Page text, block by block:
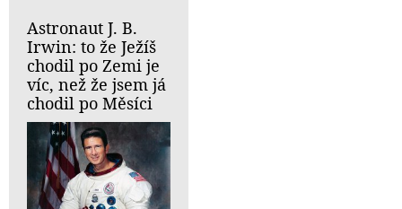
Astronaut J. B.
Irwin: to že Ježíš
chodil po Zemi je
víc, než že jsem já
chodil po Měsíci